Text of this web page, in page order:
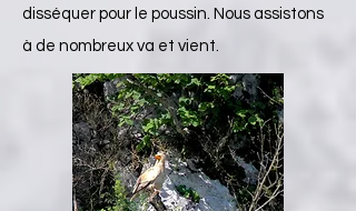
disséquer pour le poussin. Nous assistons
à de nombreux va et vient. ​​​​​​​​